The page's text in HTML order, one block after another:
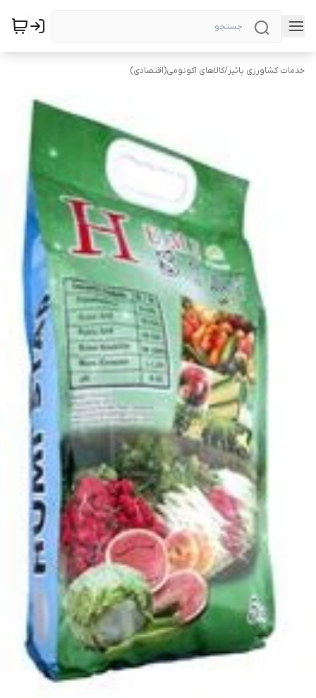
خدمات کشاورزی پائیز/کالاهای اکونومی(اقتصادی)